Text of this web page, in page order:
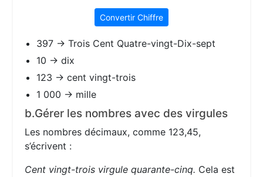
Convertir Chiffre
397 → Trois Cent Quatre-vingt-Dix-sept
10 → dix
123 → cent vingt-trois
1 000 → mille
b.Gérer les nombres avec des virgules
Les nombres décimaux, comme 123,45,
s’écrivent :
Cent vingt-trois virgule quarante-cinq. Cela est